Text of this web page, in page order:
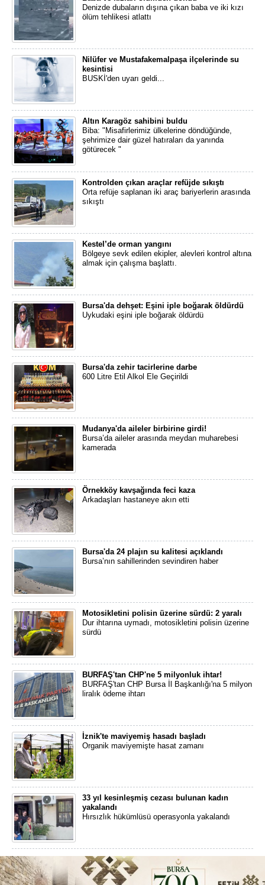
Denizde dubaların dışına çıkan baba ve iki kızı
ölüm tehlikesi atlattı
Nilüfer ve Mustafakemalpaşa ilçelerinde su
kesintisi
BUSKİ'den uyarı geldi...
Altın Karagöz sahibini buldu
Biba: "Misafirlerimiz ülkelerine döndüğünde,
şehrimize dair güzel hatıraları da yanında
götürecek "
Kontrolden çıkan araçlar refüjde sıkıştı
Orta refüje saplanan iki araç bariyerlerin arasında
sıkıştı
Kestel’de orman yangını
Bölgeye sevk edilen ekipler, alevleri kontrol altına
almak için çalışma başlattı.
Bursa'da dehşet: Eşini iple boğarak öldürdü
Uykudaki eşini iple boğarak öldürdü
Bursa'da zehir tacirlerine darbe
600 Litre Etil Alkol Ele Geçirildi
Mudanya'da aileler birbirine girdi!
Bursa’da aileler arasında meydan muharebesi
kamerada
Örnekköy kavşağında feci kaza
Arkadaşları hastaneye akın etti
Bursa'da 24 plajın su kalitesi açıklandı
Bursa’nın sahillerinden sevindiren haber
Motosikletini polisin üzerine sürdü: 2 yaralı
Dur ihtarına uymadı, motosikletini polisin üzerine
sürdü
BURFAŞ'tan CHP'ne 5 milyonluk ihtar!
BURFAŞ'tan CHP Bursa İl Başkanlığı'na 5 milyon
liralık ödeme ihtarı
İznik'te maviyemiş hasadı başladı
Organik maviyemişte hasat zamanı
33 yıl kesinleşmiş cezası bulunan kadın
yakalandı
Hırsızlık hükümlüsü operasyonla yakalandı